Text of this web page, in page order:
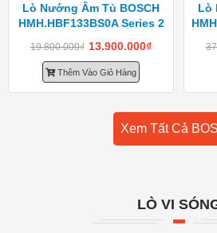
Lò Nướng Âm Tủ BOSCH
HMH.HBF133BS0A Series 2
19.800.000₫ 13.900.000₫
Thêm Vào Giỏ Hàng
Lò
Xem Tất Cả
LÒ VI